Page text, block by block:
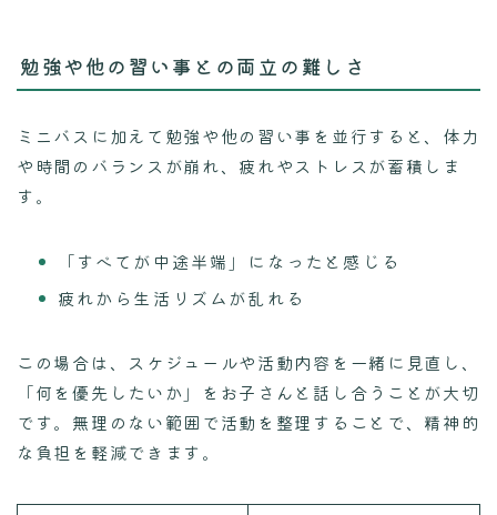
勉強や他の習い事との両立の難しさ
ミニバスに加えて勉強や他の習い事を並行すると、体力
や時間のバランスが崩れ、疲れやストレスが蓄積しま
す。
「すべてが中途半端」になったと感じる
疲れから生活リズムが乱れる
この場合は、スケジュールや活動内容を一緒に見直し、
「何を優先したいか」をお子さんと話し合うことが大切
です。無理のない範囲で活動を整理することで、精神的
な負担を軽減できます。